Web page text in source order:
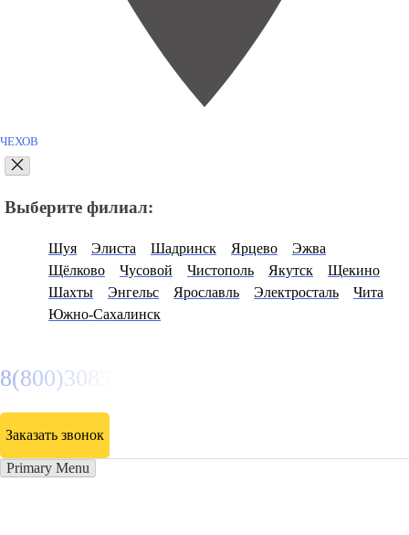
ЧЕХОВ
Выберите филиал:
Шуя Элиста Шадринск Ярцево
Эжва
Щёлково
Чусовой Чистополь Якутск
Щекино
Шахты
Энгельс Ярославль Электросталь
Чита
Южно-Сахалинск
8(800)3085303
Заказать звонок
Primary Menu